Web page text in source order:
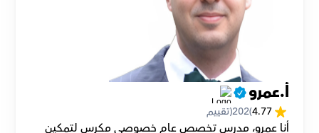
أ.عمرو
4.77
(
202(تقييم